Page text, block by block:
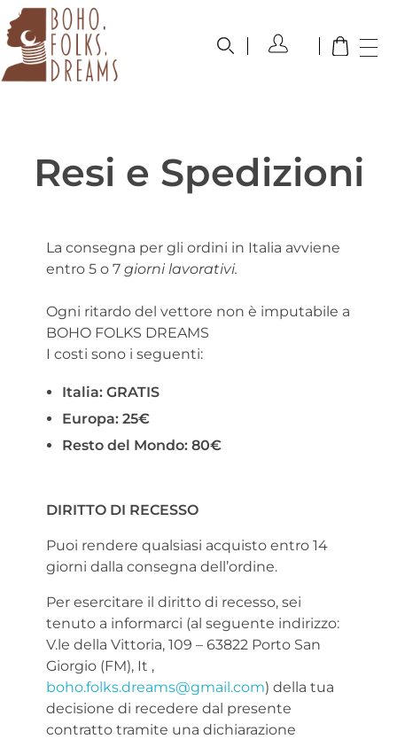
Resi e Spedizioni
La consegna per gli ordini in Italia avviene
entro 5 o 7 giorni lavorativi.
Ogni ritardo del vettore non è imputabile a
BOHO FOLKS DREAMS
I costi sono i seguenti:
Italia: GRATIS
Europa: 25€
Resto del Mondo: 80€
DIRITTO DI RECESSO
Puoi rendere qualsiasi acquisto entro 14
giorni dalla consegna dell’ordine.
Per esercitare il diritto di recesso, sei
tenuto a informarci (al seguente indirizzo:
V.le della Vittoria, 109 – 63822 Porto San
Giorgio (FM), It ,
boho.folks.dreams@gmail.com) della tua
decisione di recedere dal presente
contratto tramite una dichiarazione